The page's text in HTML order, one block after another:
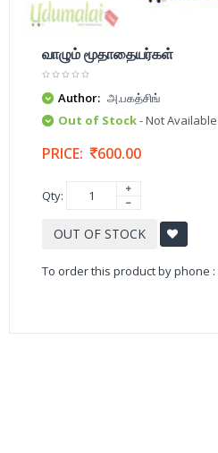
வாழும் மூதாதையர்கள்
Author: அ.பகத்சிங்
Out of Stock- Not Available
PRICE: 600.00
Qty:
OUT OF STOCK
To order this product by phone :